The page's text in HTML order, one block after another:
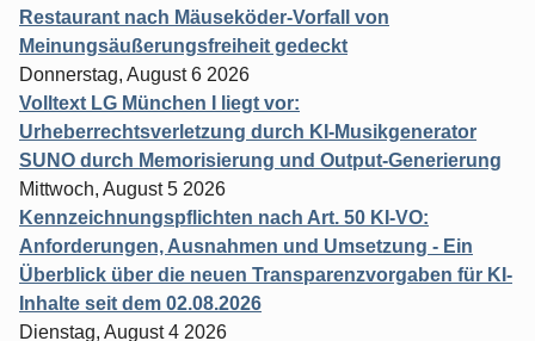
Restaurant nach Mäuseköder-Vorfall von
Meinungsäußerungsfreiheit gedeckt
Donnerstag, August 6 2026
Volltext LG München I liegt vor:
Urheberrechtsverletzung durch KI-Musikgenerator
SUNO durch Memorisierung und Output-Generierung
Mittwoch, August 5 2026
Kennzeichnungspflichten nach Art. 50 KI-VO:
Anforderungen, Ausnahmen und Umsetzung - Ein
Überblick über die neuen Transparenzvorgaben für KI-
Inhalte seit dem 02.08.2026
Dienstag, August 4 2026